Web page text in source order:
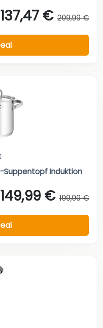
137,47 € 209,99 €
Suppentopf Induktion
149,99 € 199,99 €